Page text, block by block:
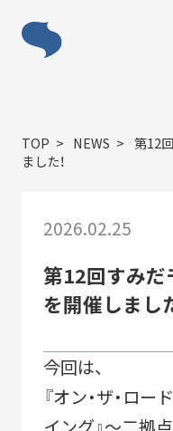
ACTIVITY 「すみだモダン
TOP NEWS
第12
ました！
2026.02.25
第12回すみだ
を開催しまし
今回は、
『オン・ザ・ロ